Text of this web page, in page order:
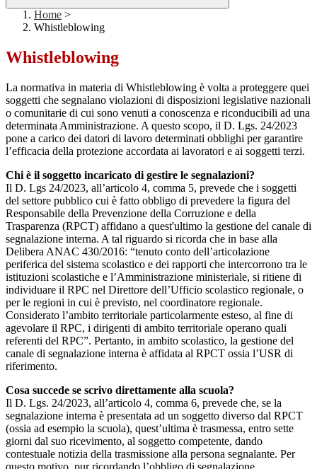
Home >
Whistleblowing
Whistleblowing
La normativa in materia di Whistleblowing è volta a proteggere quei
soggetti che segnalano violazioni di disposizioni legislative nazionali
o comunitarie di cui sono venuti a conoscenza e riconducibili ad una
determinata Amministrazione. A questo scopo, il D. Lgs. 24/2023
pone a carico dei datori di lavoro determinati obblighi per garantire
l’efficacia della protezione accordata ai lavoratori e ai soggetti terzi.
Chi è il soggetto incaricato di gestire le segnalazioni?
Il D. Lgs 24/2023, all’articolo 4, comma 5, prevede che i soggetti
del settore pubblico cui è fatto obbligo di prevedere la figura del
Responsabile della Prevenzione della Corruzione e della
Trasparenza (RPCT) affidano a quest'ultimo la gestione del canale di
segnalazione interna. A tal riguardo si ricorda che in base alla
Delibera ANAC 430/2016: “tenuto conto dell’articolazione
periferica del sistema scolastico e dei rapporti che intercorrono tra le
istituzioni scolastiche e l’Amministrazione ministeriale, si ritiene di
individuare il RPC nel Direttore dell’Ufficio scolastico regionale, o
per le regioni in cui è previsto, nel coordinatore regionale.
Considerato l’ambito territoriale particolarmente esteso, al fine di
agevolare il RPC, i dirigenti di ambito territoriale operano quali
referenti del RPC”. Pertanto, in ambito scolastico, la gestione del
canale di segnalazione interna è affidata al RPCT ossia l’USR di
riferimento.
Cosa succede se scrivo direttamente alla scuola?
Il D. Lgs. 24/2023, all’articolo 4, comma 6, prevede che, se la
segnalazione interna è presentata ad un soggetto diverso dal RPCT
(ossia ad esempio la scuola), quest’ultima è trasmessa, entro sette
giorni dal suo ricevimento, al soggetto competente, dando
contestuale notizia della trasmissione alla persona segnalante. Per